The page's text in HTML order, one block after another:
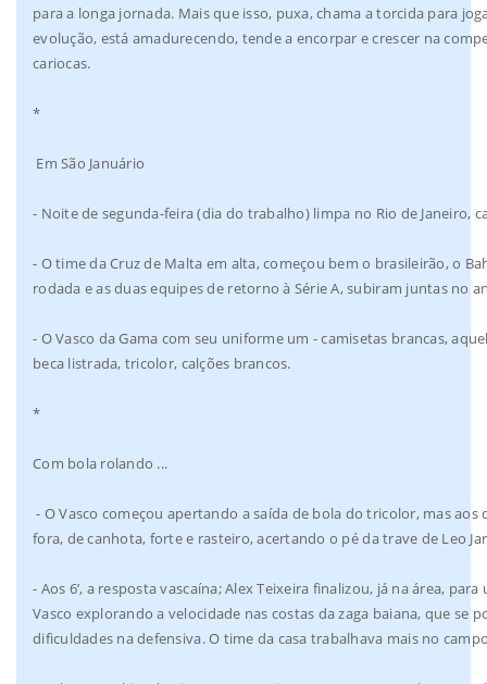
para a longa jornada. Mais que isso, puxa, chama a torcida para
evolução, está amadurecendo, tende a encorpar e crescer na
cariocas.
*
Em São Januário
- Noite de segunda-feira (dia do trabalho) limpa no Rio de Janeiro,
- O time da Cruz de Malta em alta, começou bem o brasileirão, o
rodada e as duas equipes de retorno à Série A, subiram juntas no
- O Vasco da Gama com seu uniforme um - camisetas brancas,
beca listrada, tricolor, calções brancos.
*
Com bola rolando ...
- O Vasco começou apertando a saída de bola do tricolor, mas
fora, de canhota, forte e rasteiro, acertando o pé da trave de Leo
- Aos 6’, a resposta vascaína; Alex Teixeira finalizou, já na área,
Vasco explorando a velocidade nas costas da zaga baiana, que se
dificuldades na defensiva. O time da casa trabalhava mais no